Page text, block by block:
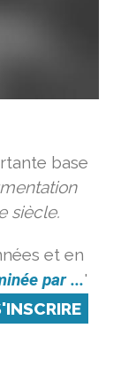
base
siècle.
et en
par ...'